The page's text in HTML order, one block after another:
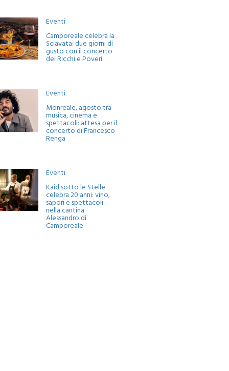
Eventi
Camporeale celebra la
Sciavata: due giorni di
gusto con il concerto
dei Ricchi e Poveri
Eventi
Monreale, agosto tra
musica, cinema e
spettacoli: attesa per il
concerto di Francesco
Renga
Eventi
Kaid sotto le Stelle
celebra 20 anni: vino,
sapori e spettacoli
nella cantina
Alessandro di
Camporeale